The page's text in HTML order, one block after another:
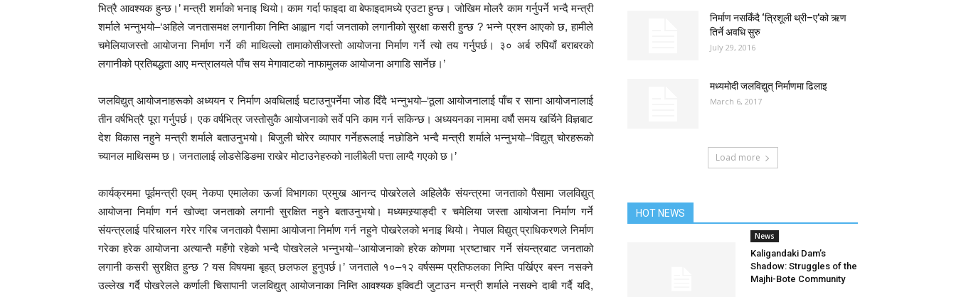
भित्रै आवश्यक हुन्छ।’ मन्त्री शर्माको भनाइ थियो। काम गर्दा फाइदा वा बेफाइदामध्ये एउटा हुन्छ। जोखिम मोलरै काम गर्नुपर्ने भन्दै मन्त्री
शर्माले भन्नुभयो–‘अहिले जनतासमक्ष लगानीका निम्ति आह्वान गर्दा जनताको लगानीको सुरक्षा कसरी हुन्छ ? भन्ने प्रश्न आएको छ, हामीले
चमेलियाजस्तो आयोजना निर्माण गर्ने की माथिल्लो तामाकोसीजस्तो आयोजना निर्माण गर्ने त्यो तय गर्नुपर्छ। ३० अर्ब रुपियाँ बराबरको
लगानीको प्रतिबद्धता आए मन्त्रालयले पाँच सय मेगावाटको नाफामुलक आयोजना अगाडि सार्नेछ।’
जलविद्युत् आयोजनाहरूको अध्ययन र निर्माण अवधिलाई घटाउनुपर्नेमा जोड दिँदै भन्नुभयो–‘ठूला आयोजनालाई पाँच र साना आयोजनालाई
तीन वर्षभित्रै पूरा गर्नुपर्छ। एक वर्षभित्र जस्तोसुकै आयोजनाको सर्वे पनि काम गर्न सकिन्छ। अध्ययनका नाममा वर्षौ समय खर्चिने विज्ञबाट
देश विकास नहुने मन्त्री शर्माले बताउनुभयो। बिजुली चोरेर व्यापार गर्नेहरूलाई नछोडिने भन्दै मन्त्री शर्माले भन्नुभयो–‘विद्युत् चोरहरूको
च्यानल माथिसम्म छ। जनतालाई लोडसेडिङमा राखेर मोटाउनेहरुको नालीबेली पत्ता लाग्दै गएको छ।’
कार्यक्रममा पूर्वमन्त्री एवम् नेकपा एमालेका ऊर्जा विभागका प्रमुख आनन्द पोखरेलले अहिलेकै संयन्त्रमा जनताको पैसामा जलविद्युत्
आयोजना निर्माण गर्न खोज्दा जनताको लगानी सुरक्षित नहुने बताउनुभयो। मध्यमस्र्याङ्दी र चमेलिया जस्ता आयोजना निर्माण गर्ने
संयन्त्रलाई परिचालन गरेर गरिब जनताको पैसामा आयोजना निर्माण गर्न नहुने पोखरेलको भनाइ थियो। नेपाल विद्युत् प्राधिकरणले निर्माण
गरेका हरेक आयोजना अत्यान्तै महँगो रहेको भन्दै पोखरेलले भन्नुभयो–‘आयोजनाको हरेक कोणमा भ्रष्टाचार गर्ने संयन्त्रबाट जनताको
लगानी कसरी सुरक्षित हुन्छ ? यस विषयमा बृहत् छलफल हुनुपर्छ।’ जनताले १०–१२ वर्षसम्म प्रतिफलका निम्ति पर्खिएर बस्न नसक्ने
उल्लेख गर्दै पोखरेलले कर्णाली चिसापानी जलविद्युत् आयोजनाका निम्ति आवश्यक इक्विटी जुटाउन मन्त्री शर्माले नसक्ने दाबी गर्दै यदि,
निर्माण नसकिँदै ‘त्रिशूली थ्री–ए’को ऋण
तिर्ने अवधि सुरु
July 29, 2016
मध्यमोदी जलविद्युत् निर्माणमा ढिलाइ
March 6, 2017
Load more
HOT NEWS
News
Kaligandaki Dam’s
Shadow: Struggles of the
Majhi-Bote Community